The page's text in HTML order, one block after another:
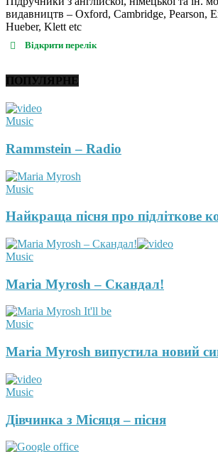
видавництв – Oxford, Cambridge, Pearson,
Hueber, Klett etc
Відкрити перелік
ПОПУЛЯРНЕ
Music
Rammstein – Radio
Music
Найкраща пісня про підліткове
Music
Maria Myrosh – Скандал!
Music
Maria Myrosh випустила новий
Music
Дівчинка з Місяця – пісня